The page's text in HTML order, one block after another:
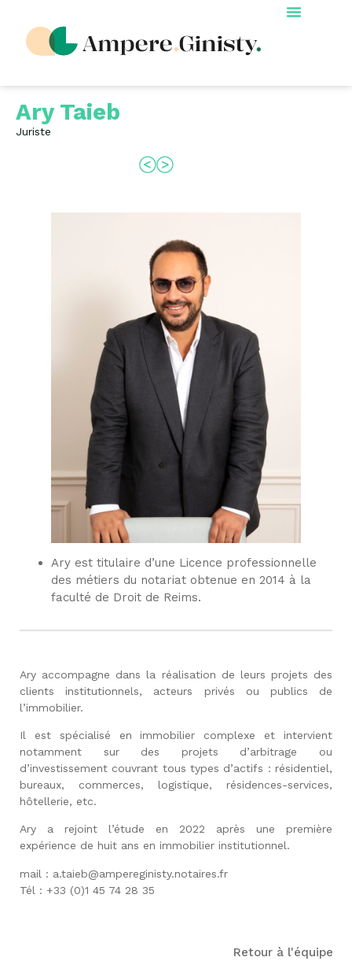
Ary Taieb
Juriste
Ary est titulaire d’une Licence professionnelle
des métiers du notariat obtenue en 2014 à la
faculté de Droit de Reims.
Ary accompagne dans la réalisation de leurs projets des
clients institutionnels, acteurs privés ou publics de
l’immobilier.
Il est spécialisé en immobilier complexe et intervient
notamment sur des projets d’arbitrage ou
d’investissement couvrant tous types d’actifs : résidentiel,
bureaux, commerces, logistique, résidences-services,
hôtellerie, etc.
Ary a rejoint l’étude en 2022 après une première
expérience de huit ans en immobilier institutionnel.
mail : a.taieb@ampereginisty.notaires.fr
Tél : +33 (0)1 45 74 28 35
Retour à l'équipe